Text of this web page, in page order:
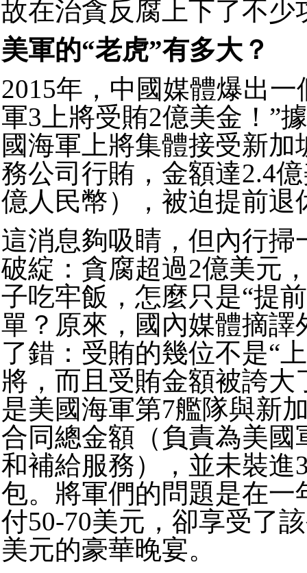
故在治貪反腐上下了不少
美軍的“老虎”有多大？
2015年，中國媒體爆出一
軍3上將受賄2億美金！”
國海軍上將集體接受新加
務公司行賄，金額達2.4
億人民幣），被迫提前退
這消息夠吸睛，但內行掃
破綻：貪腐超過2億美元
子吃牢飯，怎麼只是“提
單？原來，國內媒體摘譯
了錯：受賄的幾位不是“
將，而且受賄金額被誇大
是美國海軍第7艦隊與新
合同總金額（負責為美國
和補給服務），並未裝進
包。將軍們的問題是在一
付50-70美元，卻享受了
美元的豪華晚宴。